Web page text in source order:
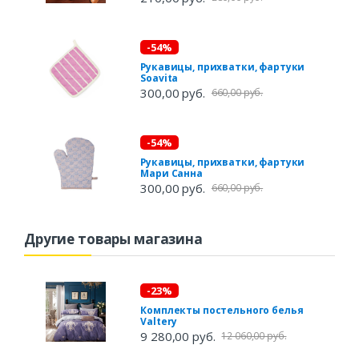
-54%
Рукавицы, прихватки, фартуки
Soavita
300,00 руб. 660,00 руб.
-54%
Рукавицы, прихватки, фартуки
Мари Санна
300,00 руб. 660,00 руб.
Другие товары магазина
-23%
Комплекты постельного белья
Valtery
9 280,00 руб. 12 060,00 руб.